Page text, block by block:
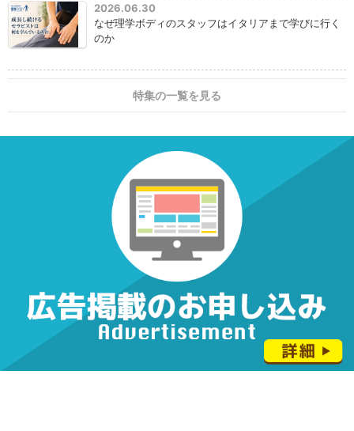
2026.06.30
なぜ理学ボディのスタッフはイタリアまで学びに行く
のか
特集の一覧を見る